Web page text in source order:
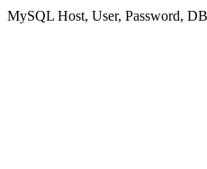
MySQL Host, User, Password,